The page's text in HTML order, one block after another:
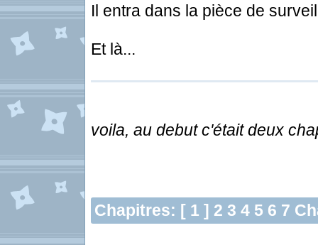
Il entra dans la pièce de
Et là...
voila, au debut c'était deux
Chapitres: [ 1 ] 2 3 4 5 6 7